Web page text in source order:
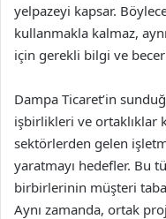
yelpazeyi kapsar.
kullanmakla kalmaz,
için gerekli bilgi ve
Dampa Ticaret’in
işbirlikleri ve ortaklıklar
sektörlerden gelen
yaratmayı hedefler. Bu
birbirlerinin müşteri
Aynı zamanda, ortak